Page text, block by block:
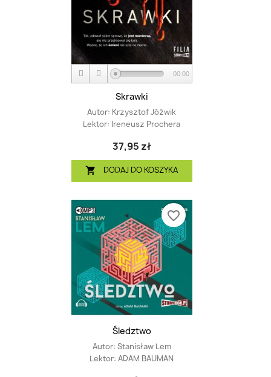
00:00
Skrawki
Autor: Krzysztof Jóźwik
Lektor: Ireneusz Prochera
37,95 zł
 DODAJ DO KOSZYKA
Śledztwo
Autor: Stanisław Lem
Lektor: ADAM BAUMAN
favorite_border